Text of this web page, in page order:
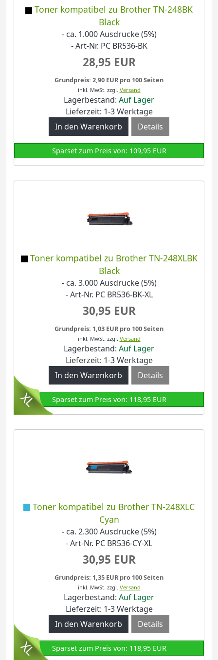
Toner kompatibel zu Brother TN-248BK
Black
- ca. 1.000 Ausdrucke (5%)
- Art-Nr. PC BR536-BK
28,95 EUR
Grundpreis: 2,90 EUR pro 100 Seiten
inkl. MwSt. zzgl. Versand
Lagerbestand: Auf Lager
Lieferzeit: 1-3 Werktage
Details
Sparset zum Preis von: 109,95 EUR
Toner kompatibel zu Brother TN-248XLBK
Black
- ca. 3.000 Ausdrucke (5%)
- Art-Nr. PC BR536-BK-XL
30,95 EUR
Grundpreis: 1,03 EUR pro 100 Seiten
inkl. MwSt. zzgl. Versand
Lagerbestand: Auf Lager
Lieferzeit: 1-3 Werktage
Details
Sparset zum Preis von: 118,95 EUR
Toner kompatibel zu Brother TN-248XLC
Cyan
- ca. 2.300 Ausdrucke (5%)
- Art-Nr. PC BR536-CY-XL
30,95 EUR
Grundpreis: 1,35 EUR pro 100 Seiten
inkl. MwSt. zzgl. Versand
Lagerbestand: Auf Lager
Lieferzeit: 1-3 Werktage
Details
Sparset zum Preis von: 118,95 EUR